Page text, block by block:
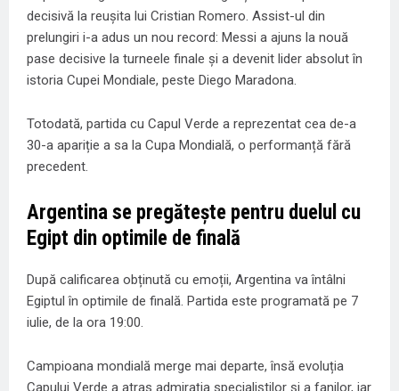
decisivă la reușita lui Cristian Romero. Assist-ul din
prelungiri i-a adus un nou record: Messi a ajuns la nouă
pase decisive la turneele finale și a devenit lider absolut în
istoria Cupei Mondiale, peste Diego Maradona.
Totodată, partida cu Capul Verde a reprezentat cea de-a
30-a apariție a sa la Cupa Mondială, o performanță fără
precedent.
Argentina se pregătește pentru duelul cu
Egipt din optimile de finală
După calificarea obținută cu emoții, Argentina va întâlni
Egiptul în optimile de finală. Partida este programată pe 7
iulie, de la ora 19:00.
Campioana mondială merge mai departe, însă evoluția
Capului Verde a atras admirația specialiștilor și a fanilor, iar